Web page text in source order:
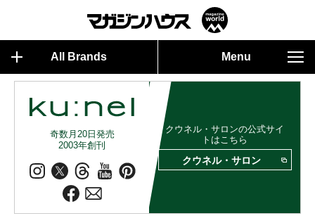
All Brands Menu
奇数月20日発売
2003年創刊
クウネル・サロンの公式サイ
トはこちら
クウネル・サロン